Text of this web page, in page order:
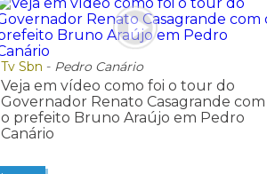
Tv Sbn - Pedro Canário
Veja em vídeo como foi o tour do
Governador Renato Casagrande com
o prefeito Bruno Araújo em Pedro
Canário